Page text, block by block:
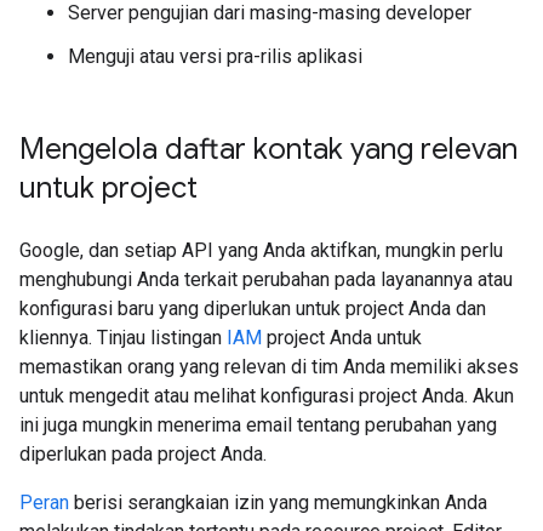
Server pengujian dari masing-masing developer
Menguji atau versi pra-rilis aplikasi
Mengelola daftar kontak yang relevan
untuk project
Google, dan setiap API yang Anda aktifkan, mungkin perlu
menghubungi Anda terkait perubahan pada layanannya atau
konfigurasi baru yang diperlukan untuk project Anda dan
kliennya. Tinjau listingan IAM project Anda untuk
memastikan orang yang relevan di tim Anda memiliki akses
untuk mengedit atau melihat konfigurasi project Anda. Akun
ini juga mungkin menerima email tentang perubahan yang
diperlukan pada project Anda.
Peran berisi serangkaian izin yang memungkinkan Anda